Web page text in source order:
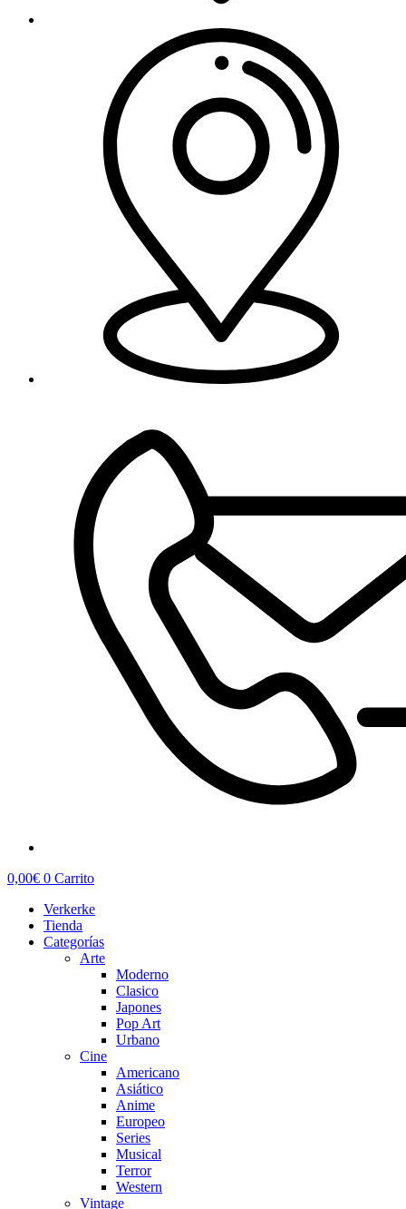
0,00€ 0 Carrito
Verkerke
Tienda
Categorías
Arte
Moderno
Clasico
Japones
Pop Art
Urbano
Cine
Americano
Asiático
Anime
Europeo
Series
Musical
Terror
Western
Vintage